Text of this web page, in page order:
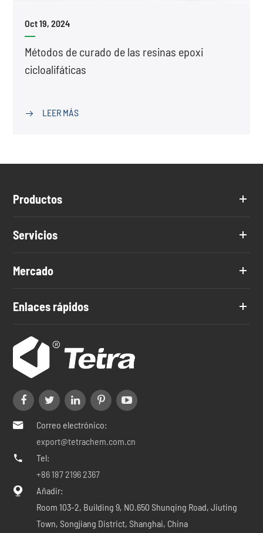
Oct 19, 2024
Métodos de curado de las resinas epoxi
cicloalifáticas
 LEER MÁS
Productos
Servicios
Mercado
Enlaces rápidos

Correo electrónico:
export@tetrachem.com.cn

Tel:
+86 187 2196 2367

Añadir:
Room 103-2, Building 9, NO.650 Shunqing Road, Jiuting
Town, Songjiang District, Shanghai, China